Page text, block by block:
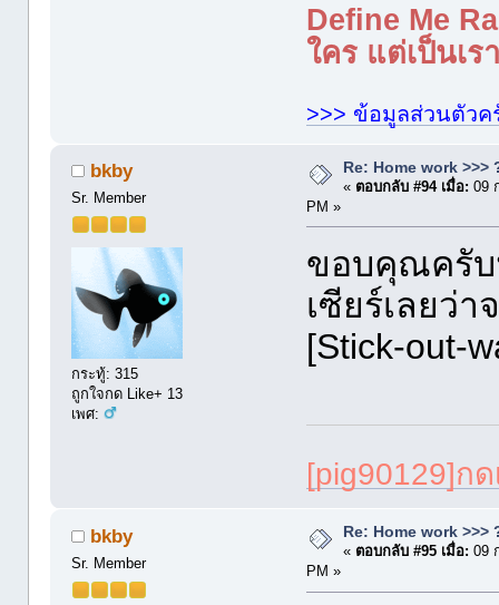
Define Me
ใคร แต่เป็นเ
>>> ข้อมูลส่วนตัวค
bkby
Sr. Member
กระทู้: 315
ถูกใจกด Like+ 13
เพศ:
Re: Home work >>>
« ตอบกลับ #94 เมื่อ: 09
PM »
ขอบคุณครับ
เซียร์เลยว่
[Stick-out-
[pig90129]ก
bkby
Sr. Member
Re: Home work >>>
« ตอบกลับ #95 เมื่อ: 09
PM »